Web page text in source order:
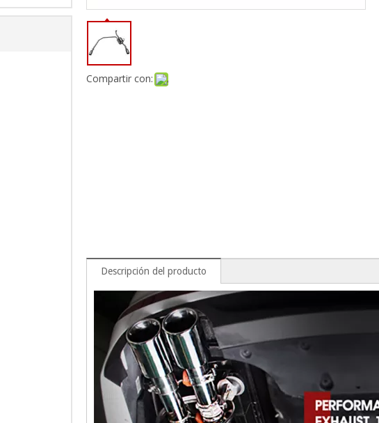
Compartir con:
Descripción del producto